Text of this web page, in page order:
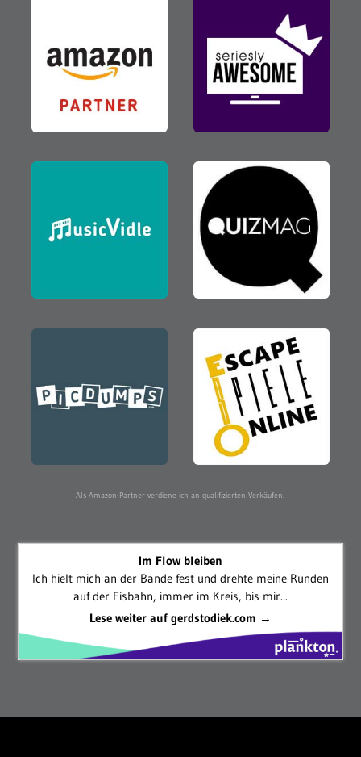
Als Amazon-Partner verdiene ich an qualifizierten Verkäufen.
Im Flow bleiben
Ich hielt mich an der Bande fest und drehte meine Runden
auf der Eisbahn, immer im Kreis, bis mir...
Lese weiter auf gerdstodiek.com →